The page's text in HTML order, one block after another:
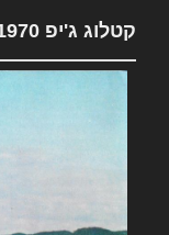
קטלוג ג'יפ 1970